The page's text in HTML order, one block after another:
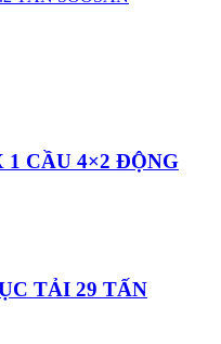
CẦU 4×2 ĐỘNG
TẢI 29 TẤN